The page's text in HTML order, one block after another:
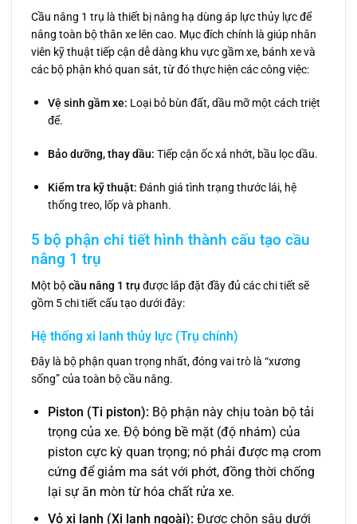
Cầu nâng 1 trụ là thiết bị nâng hạ dùng áp lực thủy lực để
nâng toàn bộ thân xe lên cao. Mục đích chính là giúp nhân
viên kỹ thuật tiếp cận dễ dàng khu vực gầm xe, bánh xe và
các bộ phận khó quan sát, từ đó thực hiện các công việc:
Vệ sinh gầm xe: Loại bỏ bùn đất, dầu mỡ một cách triệt
để.
Bảo dưỡng, thay dầu: Tiếp cận ốc xả nhớt, bầu lọc dầu.
Kiểm tra kỹ thuật: Đánh giá tình trạng thước lái, hệ
thống treo, lốp và phanh.
5 bộ phận chi tiết hình thành cấu tạo cầu
nâng 1 trụ
Một bộcầu nâng 1 trụ được lắp đặt đầy đủ các chi tiết sẽ
gồm 5 chi tiết cấu tạo dưới đây:
Hệ thống xi lanh thủy lực (Trụ chính)
Đây là bộ phận quan trọng nhất, đóng vai trò là “xương
sống” của toàn bộ cầu nâng.
Piston (Ti piston): Bộ phận này chịu toàn bộ tải
trọng của xe. Độ bóng bề mặt (độ nhám) của
piston cực kỳ quan trọng; nó phải được mạ crom
cứng để giảm ma sát với phớt, đồng thời chống
lại sự ăn mòn từ hóa chất rửa xe.
Vỏ xi lanh (Xi lanh ngoài): Được chôn sâu dưới